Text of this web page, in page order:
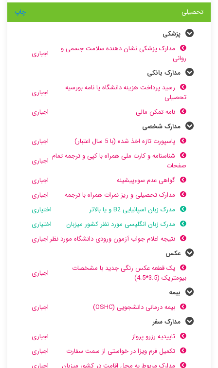
تحصیلی چاپ
پزشکی
مدارک پزشکی نشان دهنده سلامت جسمی و
روانی
اجباری
مدارک بانکی
رسید پرداخت هزینه دانشگاه یا نامه بورسیه
تحصیلی
اجباری
نامه تمکن مالی
اجباری
مدارک شخصی
پاسپورت تازه اخذ شده (با 5 سال اعتبار)
اجباری
شناسنامه و کارت ملی همراه با کپی و ترجمه تمام
صفحات
اجباری
گواهی عدم سوءپیشینه
اجباری
مدارک تحصیلی و ریز نمرات همراه با ترجمه
اجباری
مدرک زبان اسپانیایی B2 و یا بالاتر
اختیاری
مدرک زبان انگلیسی مورد نظر کشور میزبان
اختیاری
نتیجه اعلام جواب آزمون ورودی دانشگاه مورد نظراجباری
عکس
یک قطعه عکس رنگی جدید با مشخصات
بیومتریک (3.5*4.5)
اجباری
بیمه
بیمه درمانی دانشجویی (OSHC)
اجباری
مدارک سفر
تاییدیه رزرو پرواز
اجباری
تکمیل فرم ویزا در خواستی از سمت سفارت
اجباری
مدارک مربوط به محل اقامت در کشور میزبان
اجباری